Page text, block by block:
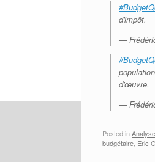
d'impôt.
—
d'œuvre.
—
Posted in
budgétaire Eric